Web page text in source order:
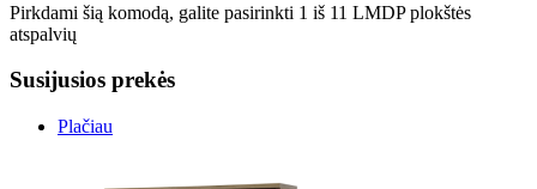
Pirkdami šią komodą, galite pasirinkti 1 iš 11 LMDP plokštės
atspalvių
Susijusios prekės
Plačiau